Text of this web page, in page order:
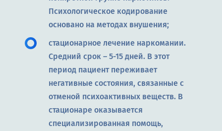
Психологическое кодирование
основано на методах внушения;
стационарное лечение наркомании.
Средний срок – 5-15 дней. В этот
период пациент переживает
негативные состояния, связанные с
отменой психоактивных веществ. В
стационаре оказывается
специализированная помощь,